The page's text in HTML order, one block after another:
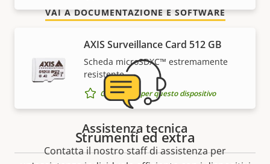
AXIS Surveillance Card 512 GB
Scheda microSDXC™ estremamente
resistente
Consigliato per questo dispositivo
Strumenti ed extra
VAI A DOCUMENTAZIONE E SOFTWARE
Assistenza tecnica
Contatta il nostro staff di assistenza per